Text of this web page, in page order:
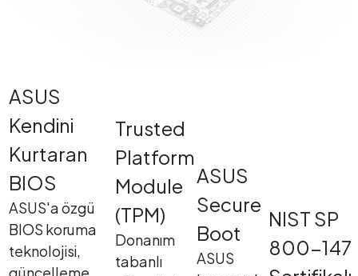
ASUS
Kendini
Kurtaran
BIOS
ASUS'a özgü
BIOS koruma
teknolojisi,
Trusted
Platform
Module
(TPM)
Donanım
tabanlı
ASUS
Secure
Boot
ASUS
NIST SP
800-147